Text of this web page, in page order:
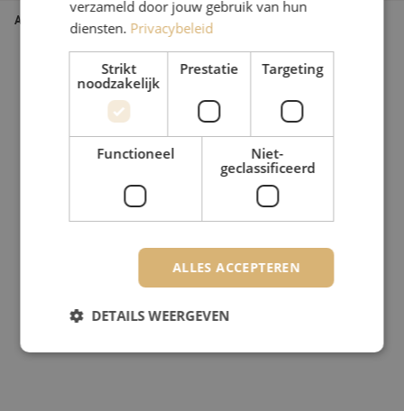
Artikelnummer M20000605
verzameld door jouw gebruik van hun
diensten. Privacybeleid
Strikt
noodzakelijk
Prestatie Targeting
Functioneel
Niet-
geclassificeerd
ALLES ACCEPTEREN
DETAILS WEERGEVEN